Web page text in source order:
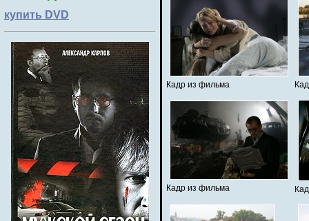
купить DVD
Кадр из фильма
Кадр из фильма